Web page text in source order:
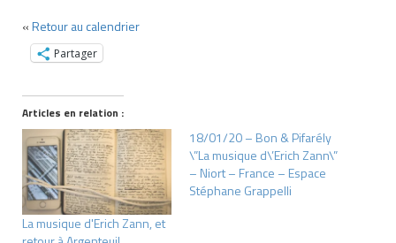
«Retour au calendrier
Partager
Articles en relation :
La musique d'Erich Zann, et
18/01/20 – Bon & Pifarély
\”La musique d\’Erich Zann\”
– Niort – France – Espace
Stéphane Grappelli